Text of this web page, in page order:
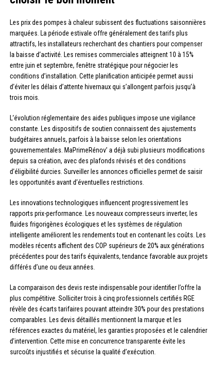
Les prix des pompes à chaleur subissent des fluctuations saisonnières
marquées. La période estivale offre généralement des tarifs plus
attractifs, les installateurs recherchant des chantiers pour compenser
la baisse d’activité. Les remises commerciales atteignent 10 à 15%
entre juin et septembre, fenêtre stratégique pour négocier les
conditions d’installation. Cette planification anticipée permet aussi
d’éviter les délais d’attente hivernaux qui s’allongent parfois jusqu’à
trois mois.
L’évolution réglementaire des aides publiques impose une vigilance
constante. Les dispositifs de soutien connaissent des ajustements
budgétaires annuels, parfois à la baisse selon les orientations
gouvernementales. MaPrimeRénov’ a déjà subi plusieurs modifications
depuis sa création, avec des plafonds révisés et des conditions
d’éligibilité durcies. Surveiller les annonces officielles permet de saisir
les opportunités avant d’éventuelles restrictions.
Les innovations technologiques influencent progressivement les
rapports prix-performance. Les nouveaux compresseurs inverter, les
fluides frigorigènes écologiques et les systèmes de régulation
intelligente améliorent les rendements tout en contenant les coûts. Les
modèles récents affichent des COP supérieurs de 20% aux générations
précédentes pour des tarifs équivalents, tendance favorable aux projets
différés d’une ou deux années.
La comparaison des devis reste indispensable pour identifier l’offre la
plus compétitive. Solliciter trois à cinq professionnels certifiés RGE
révèle des écarts tarifaires pouvant atteindre 30% pour des prestations
comparables. Les devis détaillés mentionnent la marque et les
références exactes du matériel, les garanties proposées et le calendrier
d’intervention. Cette mise en concurrence transparente évite les
surcoûts injustifiés et sécurise la qualité d’exécution.